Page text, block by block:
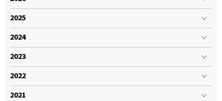
2025
2024
2023
2022
2021